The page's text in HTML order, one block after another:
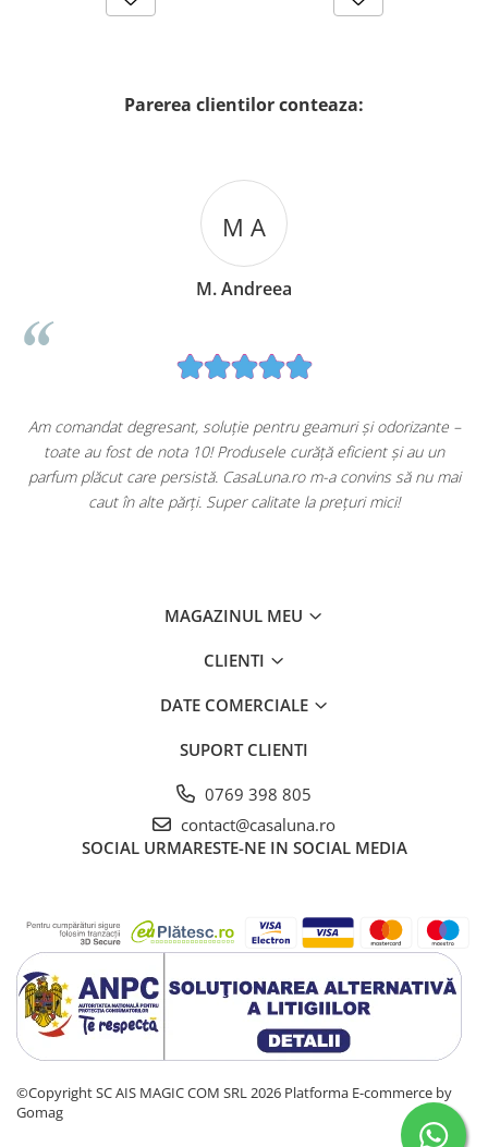
Parerea clientilor conteaza:
M A
M. Andreea
Am comandat degresant, soluție pentru geamuri și odorizante –
toate au fost de nota 10! Produsele curăță eficient și au un
parfum plăcut care persistă. CasaLuna.ro m-a convins să nu mai
caut în alte părți. Super calitate la prețuri mici!
MAGAZINUL MEU
CLIENTI
DATE COMERCIALE
SUPORT CLIENTI
0769 398 805
contact@casaluna.ro
SOCIAL URMARESTE-NE IN SOCIAL MEDIA
©Copyright SC AIS MAGIC COM SRL 2026 Platforma E-commerce by
Gomag